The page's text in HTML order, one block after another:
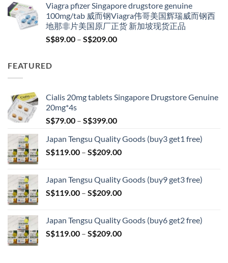
was:
S$100.00.
is:
S$79.00.
Viagra pfizer Singapore drugstore genuine
100mg/tab 威而钢Viagra伟哥美国辉瑞威而钢西
地那非片美国原厂正货 新加坡现货正品
S$89.00 – S$209.00Price
FEATURED
Cialis 20mg tablets Singapore Drugstore Genuine
20mg*4s
S$79.00 – S$399.00Price
S$79.00
through
Japan Tengsu Quality Goods (buy3 get1 free)
S$119.00 – S$209.00Price
through
S$209.00
Japan Tengsu Quality Goods (buy9 get3 free)
S$119.00 – S$209.00Price
through
S$209.00
Japan Tengsu Quality Goods (buy6 get2 free)
S$119.00 – S$209.00Price